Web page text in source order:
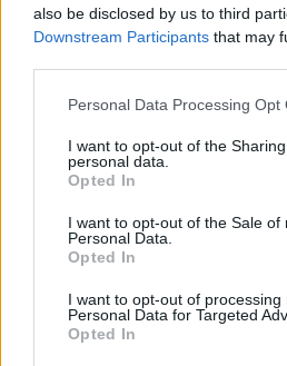
also be disclosed by us to third
Downstream Participants that may
Please note that this website/app
not limited to your visit or usage
grant or deny consent to Google
use your data for below specified
consent section.
Personal Data Processing Opt
I want to opt-out of the
personal data.
Opted In
I want to opt-out of the Sale of
Personal Data.
Opted In
I want to opt-out of processing
Personal Data for Targeted
Opted In
Az Aranypart foglalásai
növekedést mutatnak az
Zöld-foki-szigetek új
magyar piacon közvetlen
járatokkal. A török Égei-